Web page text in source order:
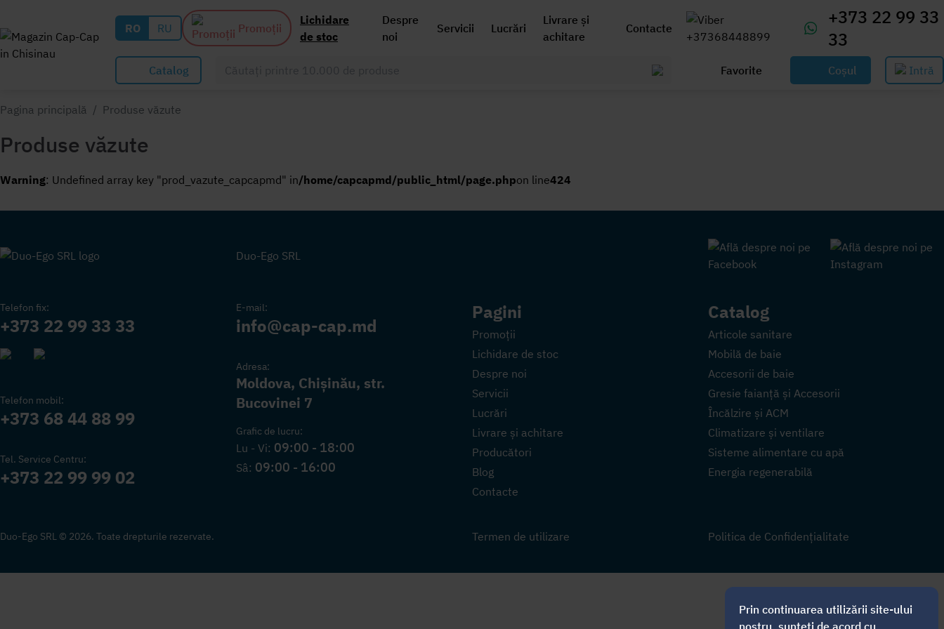
RO RU Promoții
Lichidare
de stoc
Despre
noi
Servicii Lucrări
Livrare și
achitare
Contacte
+373 22 99 33
33
Catalog Favorite Coșul Intră
Pagina principală / Produse văzute
Produse văzute
Warning: Undefined array key "prod_vazute_capcapmd" in/home/capcapmd/public_html/page.phpon line424
Duo-Ego SRL
Telefon fix:
+373 22 99 33 33
Telefon mobil:
+373 68 44 88 99
Tel. Service Centru:
+373 22 99 99 02
E-mail:
info@cap-cap.md
Adresa:
Moldova, Chișinău, str.
Bucovinei 7
Grafic de lucru:
Lu - Vi: 09:00 - 18:00
Sâ: 09:00 - 16:00
Pagini
Promoții
Lichidare de stoc
Despre noi
Servicii
Lucrări
Livrare și achitare
Producători
Blog
Contacte
Catalog
Articole sanitare
Mobilă de baie
Accesorii de baie
Gresie faianță și Accesorii
Încălzire și ACM
Climatizare și ventilare
Sisteme alimentare cu apă
Energia regenerabilă
Duo-Ego SRL © 2026. Toate drepturile rezervate. Termen de utilizare Politica de Confidențialitate
Prin continuarea utilizării site-ului
nostru, sunteți de acord cu